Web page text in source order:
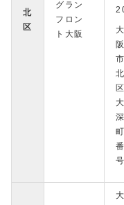
北
区
グラン
フロン
ト大阪
大
阪
市
北
区
大
深
号
大